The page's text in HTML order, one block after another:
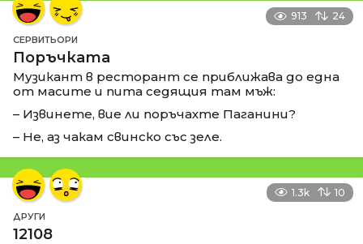
913 24
СЕРВИТЬОРИ
Поръчката
Музикант в ресторант се приближава до една
от масите и пита седящия там мъж:
– Извинете, вие ли поръчахте Паганини?
– Не, аз чакам свинско със зеле.
1.3k 10
ДРУГИ
12108